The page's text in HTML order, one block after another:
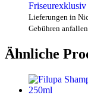
Friseurexklusiv
Lieferungen in
Gebühren
Ähnliche